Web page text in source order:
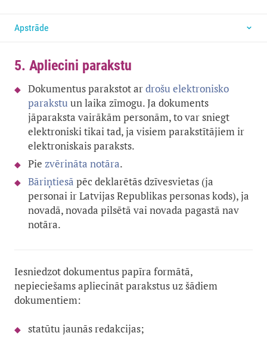
Apstrāde
5. Apliecini parakstu
Dokumentus parakstot ardrošu elektronisko
parakstu un laika zīmogu. Ja dokuments
jāparaksta vairākām personām, to var sniegt
elektroniski tikai tad, ja visiem parakstītājiem ir
elektroniskais paraksts.
Pie zvērināta notāra.
Bāriņtiesā pēc deklarētās dzīvesvietas (ja
personai ir Latvijas Republikas personas kods), ja
novadā, novada pilsētā vai novada pagastā nav
notāra.
Iesniedzot dokumentus papīra formātā,
nepieciešams apliecināt parakstus uz šādiem
dokumentiem:
statūtu jaunās redakcijas;